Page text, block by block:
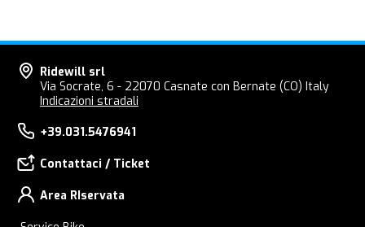
Ridewill srl
Via Socrate, 6 - 22070 Casnate con Bernate (CO) Italy
Indicazioni stradali
+39.031.5476941
Contattaci / Ticket
Area RIservata